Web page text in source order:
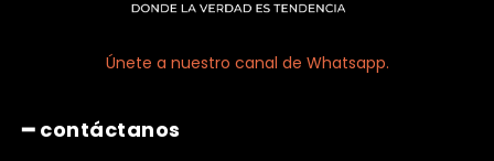
Únete a nuestro canal de Whatsapp.
━ contáctanos